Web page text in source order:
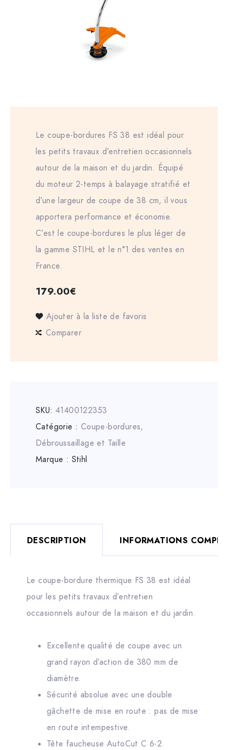
Le coupe-bordures FS 38 est idéal pour
les petits travaux d’entretien occasionnels
autour de la maison et du jardin. Équipé
du moteur 2-temps à balayage stratifié et
d’une largeur de coupe de 38 cm, il vous
apportera performance et économie.
C’est le coupe-bordures le plus léger de
la gamme STIHL et le n°1 des ventes en
France.
179.00€
Ajouter à la liste de favoris
Comparer
SKU: 41400122353
Catégorie : Coupe-bordures,
Débroussaillage et Taille
Marque : Stihl
DESCRIPTION INFORMATIONS
Le coupe-bordure thermique FS 38 est idéal
pour les petits travaux d’entretien
occasionnels autour de la maison et du jardin.
Excellente qualité de coupe avec un
grand rayon d’action de 380 mm de
diamètre.
Sécurité absolue avec une double
gâchette de mise en route : pas de mise
en route intempestive.
Tête faucheuse AutoCut C 6-2.